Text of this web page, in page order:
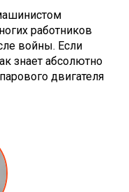
работников
войны. Если
знает абсолютно
двигателя